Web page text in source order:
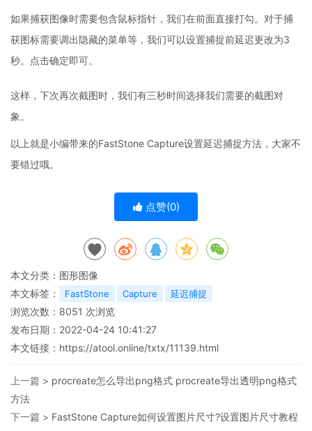
如果捕获图像时需要包含鼠标指针，我们在前面直接打勾。对于捕
获图标需要调出隐藏的菜单等，我们可以设置捕捉前延迟更改为3
秒。点击确定即可。
这样，下次再次截图时，我们有三秒时间选择我们需要的截图对
象。
以上就是小编带来的FastStone Capture设置延迟捕捉方法，大家不
要错过哦。
点赞(0)
本文分类： 图形图像
本文标签：
FastStone Capture 延迟捕捉
浏览次数： 8051 次浏览
发布日期：2022-04-24 10:41:27
本文链接： https://atool.online/txtx/11139.html
上一篇 > procreate怎么导出png格式 procreate导出透明png格式
方法
下一篇 > FastStone Capture如何设置图片尺寸?设置图片尺寸教程